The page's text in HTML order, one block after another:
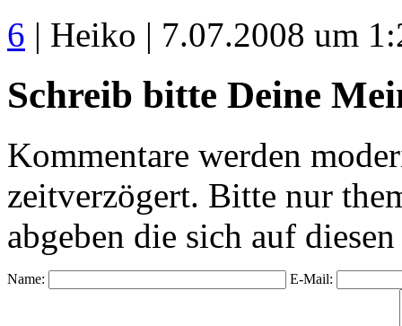
6 | Heiko | 7.07.2008 um
Schreib bitte Deine
Kommentare werden
zeitverzögert. Bitte nur
abgeben die sich auf
Name: E-Mail: